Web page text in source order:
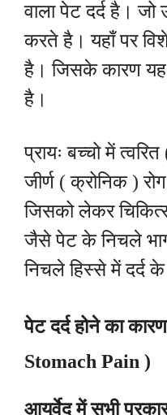
वाला पेट दर्द है।
करते है। यहाँ पर
है। जिसके कारण यह
है।
प्रायः बच्चो में
जीर्ण ( क्रोनिक )
जिसको लेकर
जैसे पेट के निचले
निचले हिस्से में दर्द
पेट दर्द होने का
Stomach Pain )
आयुर्वेद में सभी